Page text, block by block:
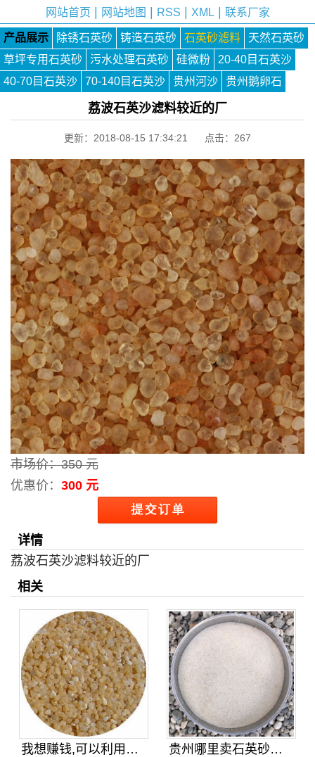
网站首页 网站地图 RSS XML| 联系厂家
产品展示 除锈石英砂 铸造石英砂 石英砂滤料
天然石英砂
草坪专用石英砂
污水处理石英砂 硅微粉
20-40目石英沙
40-70目石英沙
70-140目石英沙 贵州河沙 贵州鹅卵石
荔波石英沙滤料较近的厂
更新：2018-08-15 17:34:21 点击： 267
市场价：350 元
优惠价： 300 元
详情
荔波石英沙滤料较近的厂
相关
我想赚钱,可以利用贵阳石英砂滤料来
贵州哪里卖石英砂滤料